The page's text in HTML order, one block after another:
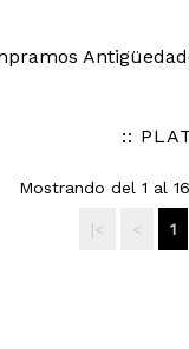
::
Mostrando del 1 al
|< < 1